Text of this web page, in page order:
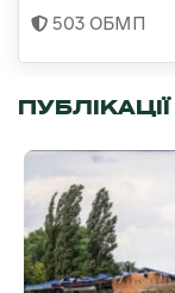
503 ОБМП
ПУБЛІКАЦІЇ